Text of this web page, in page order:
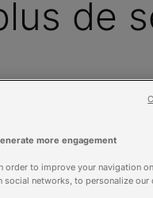
de
more engagement
order to improve your navigation
networks, to personalize our